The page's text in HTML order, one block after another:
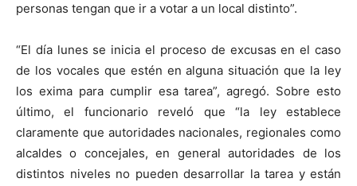
personas tengan que ir a votar a un local distinto”.
“El día lunes se inicia el proceso de excusas en el caso
de los vocales que estén en alguna situación que la ley
los exima para cumplir esa tarea”, agregó. Sobre esto
último, el funcionario reveló que “la ley establece
claramente que autoridades nacionales, regionales como
alcaldes o concejales, en general autoridades de los
distintos niveles no pueden desarrollar la tarea y están